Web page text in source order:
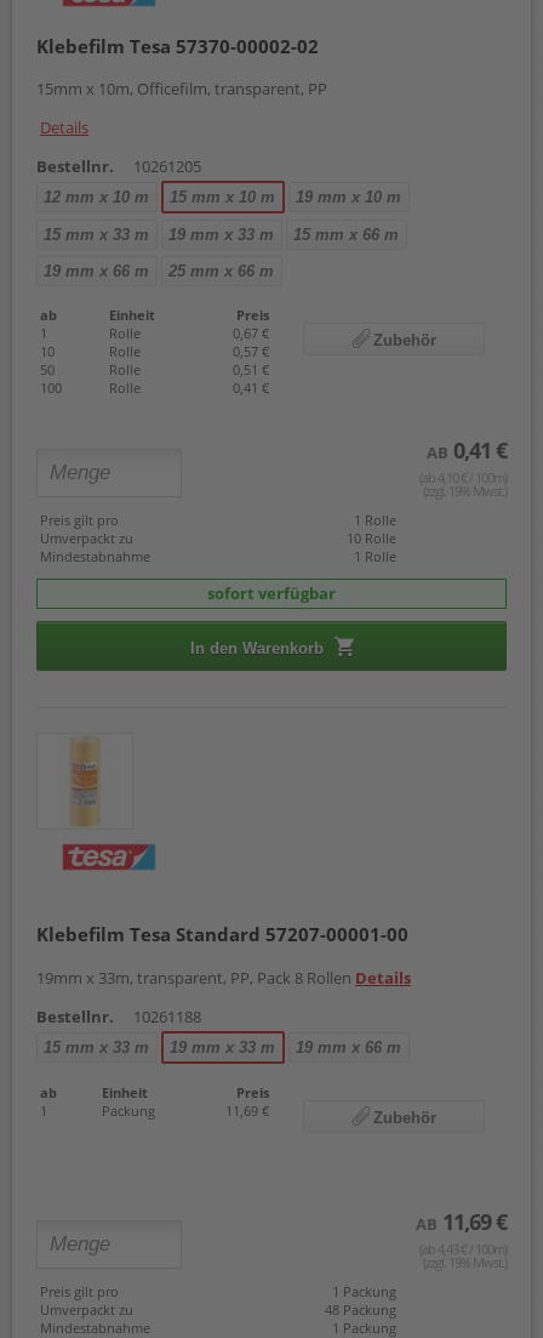
Klebefilm Tesa 57370-00002-02
15mm x 10m, Officefilm, transparent, PP
Details
Bestellnr.
10261205
12 mm x 10 m 15 mm x 10 m 19 mm x 10 m
15 mm x 33 m 19 mm x 33 m
15 mm x 66 m
19 mm x 66 m
25 mm x 66 m
ab Einheit
Preis
1
Rolle
0,67 €
10
Rolle
0,57 €
50
Rolle
0,51 €
100
Rolle 0,41 €
Zubehör
AB 0,41 €
(ab 4,10 € / 100m)
(zzgl. 19% Mwst.)
Preis gilt pro
1 Rolle
Umverpackt zu
10 Rolle
Mindestabnahme
1 Rolle
sofort verfügbar
In den Warenkorb
Klebefilm Tesa Standard 57207-00001-00
19mm x 33m, transparent, PP, Pack 8 Rollen Details
Bestellnr.
10261188
15 mm x 33 m 19 mm x 33 m 19 mm x 66 m
ab Einheit
Preis
1
Packung 11,69 € Zubehör
AB 11,69 €
(ab 4,43 € / 100m)
(zzgl. 19% Mwst.)
Preis gilt pro
1 Packung
Umverpackt zu
48 Packung
Mindestabnahme
1 Packung